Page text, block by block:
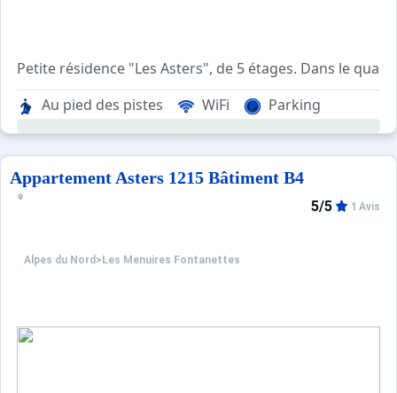
Petite résidence "Les Asters", de 5 étages. Dans le
Au pied des pistes
WiFi Parking
Appartement Asters 1215 Bâtiment B4
Alpes du Nord > Les Menuires Fontanettes
5/5 1 Avis